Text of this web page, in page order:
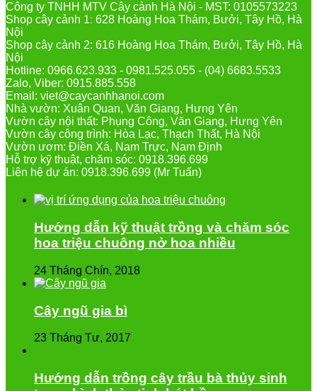
Công ty TNHH MTV Cây cảnh Hà Nội - MST: 0105573223
Shop cây cảnh 1: 628 Hoàng Hoa Thám, Bưởi, Tây Hồ, Hà
Nội
Shop cây cảnh 2: 616 Hoàng Hoa Thám, Bưởi, Tây Hồ, Hà
Nội
Hotline: 0966.623.933 - 0981.525.055 - (04) 6683.5533
Zalo, Viber: 0915.885.558
Email: viet@caycanhhanoi.com
Nhà vườn: Xuân Quan, Văn Giang, Hưng Yên
Vườn cây nội thất: Phụng Công, Văn Giang, Hưng Yên
Vườn cây công trình: Hòa Lạc, Thạch Thất, Hà Nội
Vườn ươm: Điền Xá, Nam Trực, Nam Định
Hỗ trợ kỹ thuật, chăm sóc: 0918.396.699
Liên hệ dự án: 0918.396.699 (Mr Tuấn)
Hướng dẫn kỹ thuật trồng và chăm sóc
hoa triệu chuông nở hoa nhiều
24 Tháng Chín, 2018
Cây ngũ gia bì
23 Tháng Tư, 2017
Hướng dẫn trồng cây trầu bà thủy sinh